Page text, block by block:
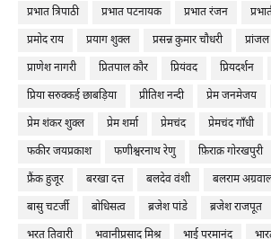
प्रभात त्रिपाठी
प्रभात पटनायक प्रभात रंजन
प्रमोद राय
प्रयाग शुक्ल प्रसन्न कुमार चौधरी
प्राणेश नागरी
प्रितपाल कौर प्रियंवद प्रियदर्शन
प्रिया सरुक्कई छाबड़िया
प्रीतिश नन्दी प्रेम जनमेजय
प्रेम शंकर शुक्ल
प्रेम शर्मा प्रेमचंद प्रेमचंद गाँधी
फकीर जयप्रकाश
फणीश्वरनाथ रेणु फ़िराक़ गोरखपुरी
फ्रैंक हुजूर
बरखा दत्त बलदेव वंशी बलराम
बासु चटर्जी
बोधिसत्व ब्रजेश पांडे ब्रजेश राजपूत
भरत तिवारी
भवानीप्रसाद मिश्र भाई परमानंद